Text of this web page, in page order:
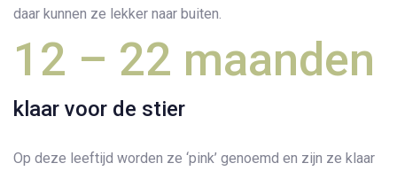
daar kunnen ze lekker naar buiten.
12 – 22 maanden
klaar voor de stier
Op deze leeftijd worden ze ‘pink’ genoemd en zijn ze klaar